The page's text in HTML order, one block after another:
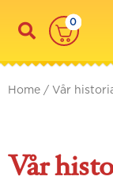
content
0
Home / Vår
Vår